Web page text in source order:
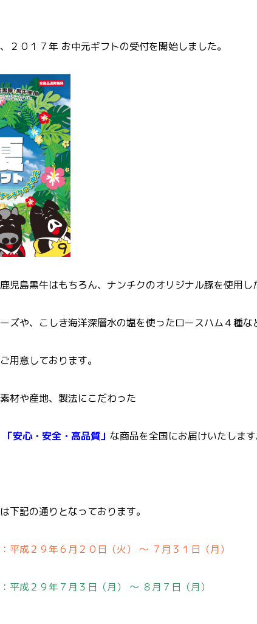
２０１７年 お中元ギフトの受付を開始しました。
児島黒牛はもちろん、ナンチクのオリジナル豚を使用し
ズや、こしき海洋深層水の塩を使ったロースハム４種な
用意しております。
材や産地、製法にこだわった
安全・高品質」 な商品を全国にお届けいたします
下記の通りとなっております。
平成２９年６月２０日（火） ～ ７月３１日（月）
平成２９年７月３日（月） ～ ８月７日（月）